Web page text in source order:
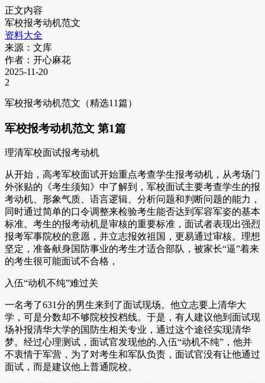
正文内容
军校报考动机范文
资料大全
来源：文库
作者：开心麻花
2025-11-20
2
军校报考动机范文（精选11篇）
军校报考动机范文 第1篇
理清军校面试报考动机
从开始，高考军校面试开始重点考查学生报考动机，从考场门
外张贴的《考生须知》中了解到，军校面试主要考查学生的报
考动机、形象气质、语言逻辑、分析问题和判断问题的能力，
同时通过简单的口令调整来检验考生能否达到军容军姿的基本
标准。考生的报考动机是审核的重要标准，面试者表现出强烈
报考军事院校的意愿，并立志报效祖国，更易通过审核。理想
坚定，准备献身国防事业的考生才适合部队，被家长“逼”着来
的考生很可能面试不合格，
入伍“动机不纯”难过关
一名考了631分的男生来到了面试现场。他立志要上清华大
学，可是分数却不够院校投档线。于是，有人建议他到面试现
场补报清华大学的国防生相关专业，通过这个途径实现清华
梦。经过心理测试，面试官发现他的.入伍“动机不纯”，他并
不衷情于军营，为了对考生和军队负责，面试官没有让他通过
面试，而是建议他上普通院校。